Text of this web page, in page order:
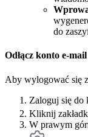
do
Odłącz konto e-mail
Aby wylogować się
Zaloguj się do
Kliknij
W prawym